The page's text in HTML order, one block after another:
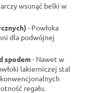
wsunąć belki w
- Powłoka
dla podwójnej
spodem- Nawet w
lakierniczej stal
regału.